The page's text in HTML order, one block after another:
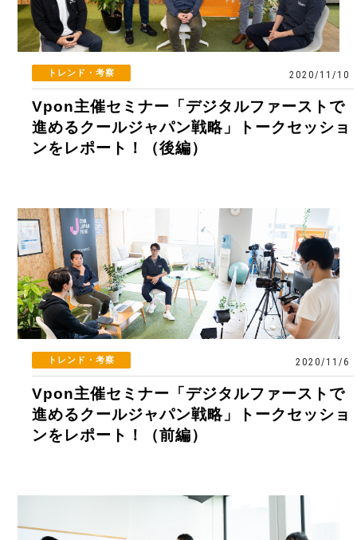
トレンド・考察 2020/11/10
Vpon主催セミナー「デジタルファーストで
進めるクールジャパン戦略」トークセッショ
ンをレポート！（後編）
トレンド・考察 2020/11/6
Vpon主催セミナー「デジタルファーストで
進めるクールジャパン戦略」トークセッショ
ンをレポート！（前編）